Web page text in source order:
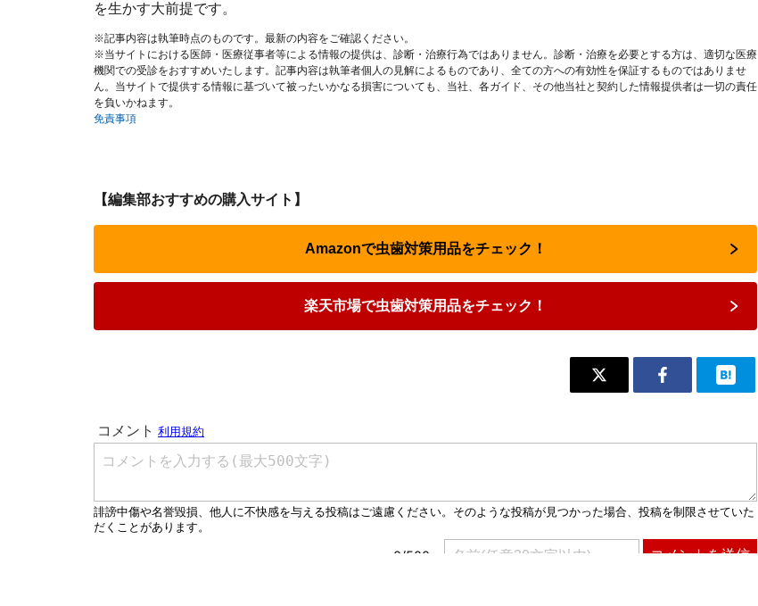
を生かす大前提です。
※記事内容は執筆時点のものです。最新の内容をご確認ください。
※当サイトにおける医師・医療従事者等による情報の提供は、診断・治療行為ではありません。診断・治療を必要とする方は、適切な医療
機関での受診をおすすめいたします。記事内容は執筆者個人の見解によるものであり、全ての方への有効性を保証するものではありませ
ん。当サイトで提供する情報に基づいて被ったいかなる損害についても、当社、各ガイド、その他当社と契約した情報提供者は一切の責任
を負いかねます。
免責事項
【編集部おすすめの購入サイト】
Amazonで虫歯対策用品をチェック！
楽天市場で虫歯対策用品をチェック！